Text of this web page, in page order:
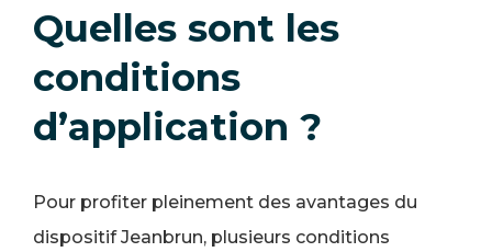
Quelles sont les
conditions
d’application ?
Pour profiter pleinement des avantages du
dispositif Jeanbrun, plusieurs conditions